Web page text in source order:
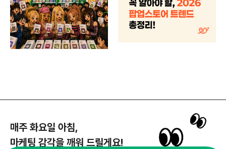
매주 화요일 아침,
마케팅 감각을 깨워 드릴게요!